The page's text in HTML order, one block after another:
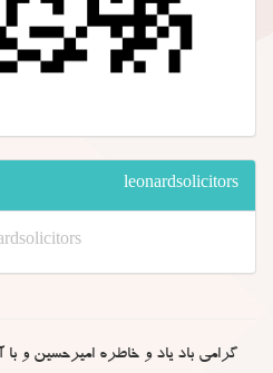
leonardsolicitors
گرامی باد یاد و خاطره امیرحسین و